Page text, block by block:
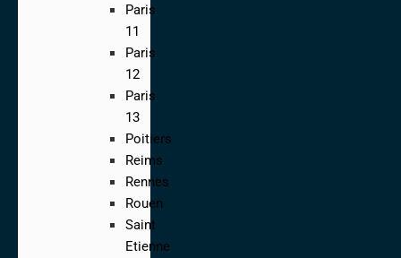
Paris
11
Paris
12
Paris
13
Poitiers
Reims
Rennes
Rouen
Saint
Etienne